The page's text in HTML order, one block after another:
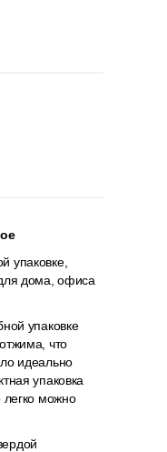
упаковке,
дома, офиса
упаковке
что
идеально
упаковка
легко можно